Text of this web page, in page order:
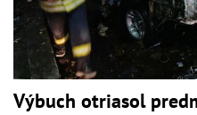
Výbuch otriasol